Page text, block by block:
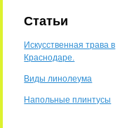
Статьи
Искусственная трава в
Краснодаре.
Виды линолеума
Напольные плинтусы